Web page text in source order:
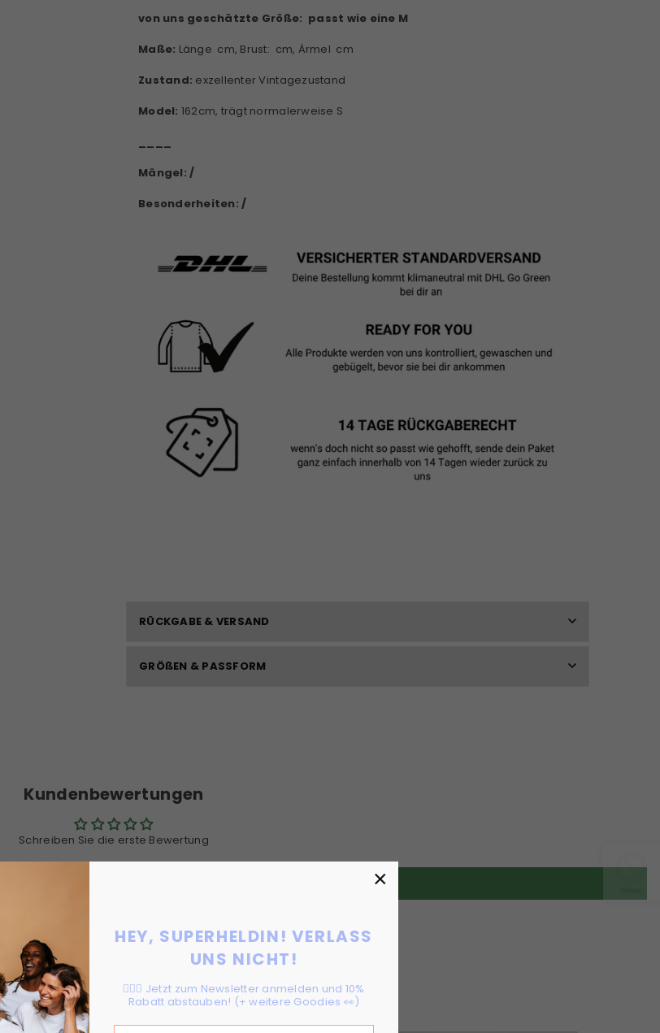
HEY, SUPERHELDIN! VERLASS
UNS NICHT!
🦸🏻‍♀️ Jetzt zum Newsletter anmelden und 10%
Rabatt abstauben! (+ weitere Goodies 👀)
×
von uns geschätzte Größe: passt wie eine M
Maße: Länge cm, Brust: cm, Ärmel cm
Zustand: exzellenter Vintagezustand
Model: 162cm, trägt normalerweise S
Mängel: /
Besonderheiten: /
RÜCKGABE & VERSAND
GRÖßEN & PASSFORM
Kundenbewertungen
Schreiben Sie die erste Bewertung
Mehr? Aber klar doch!🔅